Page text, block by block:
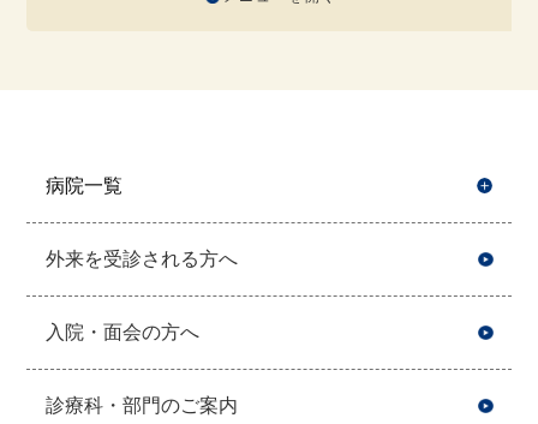
病院一覧
外来を受診される方へ
入院・面会の方へ
診療科・部門のご案内